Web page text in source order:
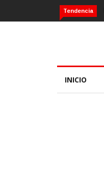
Tendencia
INICIO